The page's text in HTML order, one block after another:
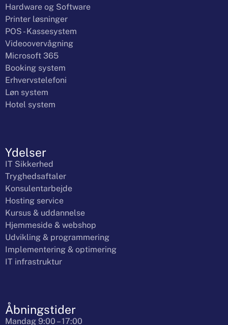
Hardware og Software
Printer løsninger
POS - Kassesystem
Videoovervågning
Microsoft 365
Booking system
Erhvervstelefoni
Løn system
Hotel system
Ydelser
IT Sikkerhed
Tryghedsaftaler
Konsulentarbejde
Hosting service
Kursus & uddannelse
Hjemmeside & webshop
Udvikling & programmering
Implementering & optimering
IT infrastruktur
Åbningstider
Mandag 9:00 – 17:00